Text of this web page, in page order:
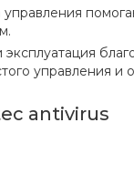
управления и
antivirus